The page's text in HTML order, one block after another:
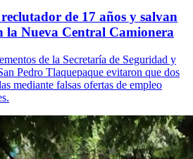
de 17 años y salvan
la Nueva Central Camionera
de la Secretaría de Seguridad y
Pedro Tlaquepaque evitaron que dos
mediante falsas ofertas de empleo